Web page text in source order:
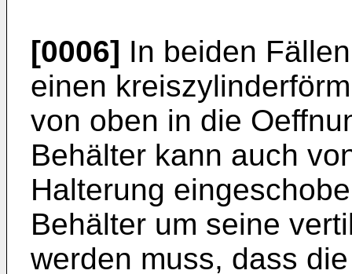
[0006] In beiden
einen
von oben in die
Behälter kann auch
Halterung
Behälter um seine
werden muss, dass